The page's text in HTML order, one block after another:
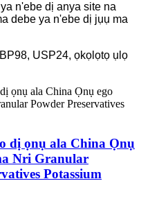
n'ebe dị anya site na
debe ya n'ebe dị jụụ ma
USP24, ọkọlọtọ ụlọ
dị ọnụ ala China Ọnụ
Nri Granular
Potassium